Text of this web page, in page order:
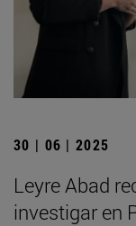
30 | 06 | 2025
Leyre Abad
investigar en